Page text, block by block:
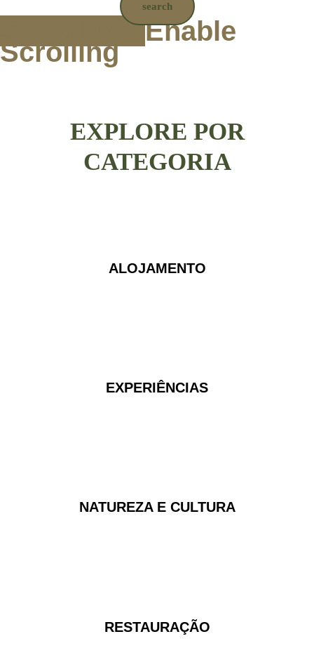
search
Show MapEnable
Scrolling
EXPLORE POR
CATEGORIA
ALOJAMENTO
EXPERIÊNCIAS
NATUREZA E CULTURA
RESTAURAÇÃO